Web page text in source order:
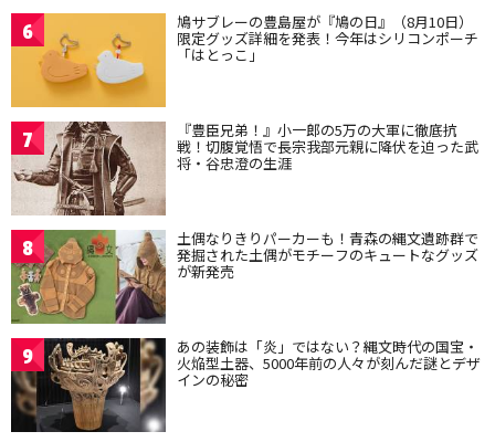
6 鳩サブレーの豊島屋が『鳩の日』（8月10日）
限定グッズ詳細を発表！今年はシリコンポーチ
「はとっこ」
7 『豊臣兄弟！』小一郎の5万の大軍に徹底抗
戦！切腹覚悟で長宗我部元親に降伏を迫った武
将・谷忠澄の生涯
8 土偶なりきりパーカーも！青森の縄文遺跡群で
発掘された土偶がモチーフのキュートなグッズ
が新発売
9 あの装飾は「炎」ではない？縄文時代の国宝・
火焔型土器、5000年前の人々が刻んだ謎とデザ
インの秘密